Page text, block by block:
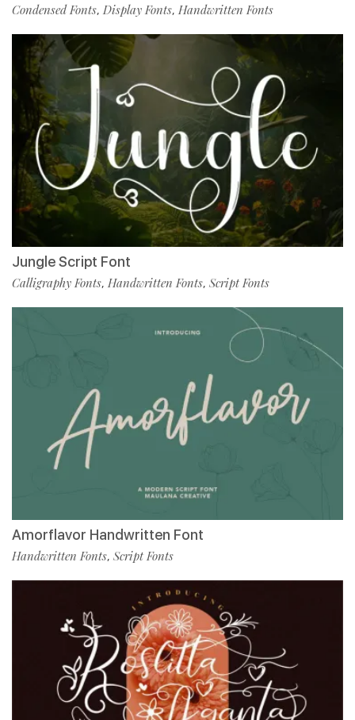
Condensed Fonts, Display Fonts, Handwritten Fonts
Jungle Script Font
Calligraphy Fonts, Handwritten Fonts, Script Fonts
Amorflavor Handwritten Font
Handwritten Fonts, Script Fonts